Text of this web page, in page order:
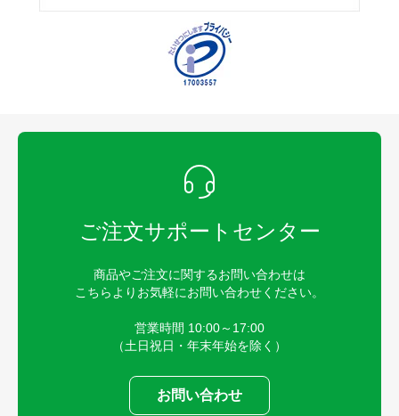
ご注文サポートセンター
商品やご注文に関するお問い合わせは
こちらよりお気軽にお問い合わせください。
営業時間 10:00～17:00
（土日祝日・年末年始を除く）
お問い合わせ